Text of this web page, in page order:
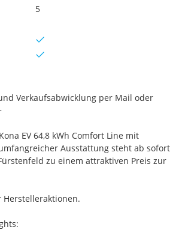
5
Verkaufsabwicklung per Mail oder
EV 64,8 kWh Comfort Line mit
Ausstattung steht ab sofort
zu einem attraktiven Preis zur
Herstelleraktionen.